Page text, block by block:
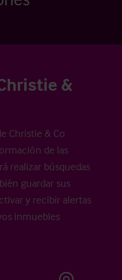
&
Christie & Co
de las
realizar búsquedas
guardar sus
y recibir alertas
inmuebles